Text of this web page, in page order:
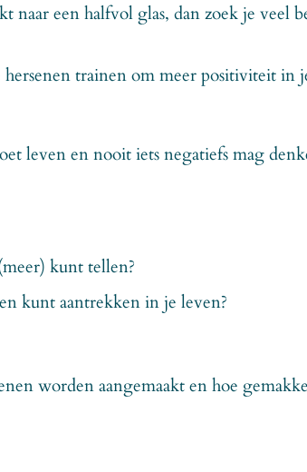
een halfvol glas, dan zoek je veel
trainen om meer positiviteit in
leven en nooit iets negatiefs mag
kunt tellen?
kunt aantrekken in je leven?
worden aangemaakt en hoe